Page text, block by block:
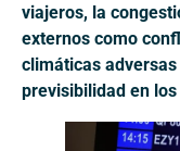
viajeros, la
externos como
climáticas
previsibilidad en